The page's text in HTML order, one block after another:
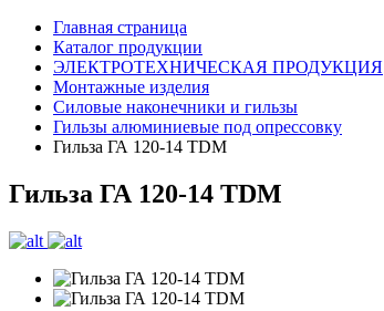
Главная страница
Каталог продукции
ЭЛЕКТРОТЕХНИЧЕСКАЯ ПРОДУКЦИЯ
Монтажные изделия
Силовые наконечники и гильзы
Гильзы алюминиевые под опрессовку
Гильза ГА 120-14 TDM
Гильза ГА 120-14 TDM